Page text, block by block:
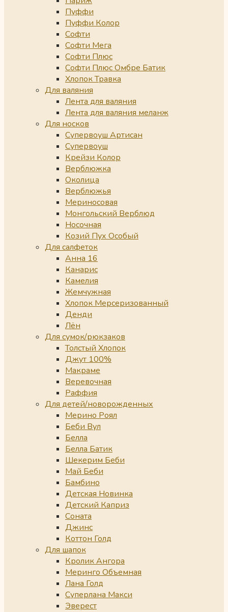
Пуффи
Пуффи Колор
Софти
Софти Мега
Софти Плюс
Софти Плюс Омбре Батик
Хлопок Травка
Для валяния
Лента для валяния
Лента для валяния меланж
Для носков
Супервоуш Артисан
Супервоуш
Крейзи Колор
Верблюжка
Околица
Верблюжья
Мериносовая
Монгольский Верблюд
Носочная
Козий Пух Особый
Для салфеток
Анна 16
Канарис
Камелия
Жемчужная
Хлопок Мерсеризованный
Денди
Лён
Для сумок/рюкзаков
Толстый Хлопок
Джут 100%
Макраме
Веревочная
Раффия
Для детей/новорожденных
Мерино Роял
Беби Вул
Белла
Белла Батик
Шекерим Беби
Май Беби
Бамбино
Детская Новинка
Детский Каприз
Соната
Джинс
Коттон Голд
Для шапок
Кролик Ангора
Меринго Объемная
Лана Голд
Суперлана Макси
Эверест